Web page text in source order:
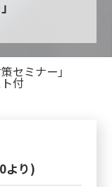
セミナー」
付
より)